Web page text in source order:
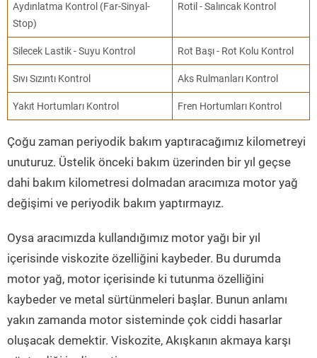
Aydınlatma Kontrol (Far-Sinyal-
Stop)
Rotil - Salıncak Kontrol
Silecek Lastik - Suyu Kontrol Rot Başı - Rot Kolu Kontrol
Sıvı Sızıntı Kontrol Aks Rulmanları Kontrol
Yakıt Hortumları Kontrol Fren Hortumları Kontrol
Çoğu zaman periyodik bakım yaptıracağımız kilometreyi
unuturuz. Üstelik önceki bakım üzerinden bir yıl geçse
dahi bakım kilometresi dolmadan aracımıza motor yağ
değişimi ve periyodik bakım yaptırmayız.
Oysa aracımızda kullandığımız motor yağı bir yıl
içerisinde viskozite özelliğini kaybeder. Bu durumda
motor yağ, motor içerisinde ki tutunma özelliğini
kaybeder ve metal sürtünmeleri başlar. Bunun anlamı
yakın zamanda motor sisteminde çok ciddi hasarlar
oluşacak demektir. Viskozite, Akışkanın akmaya karşı